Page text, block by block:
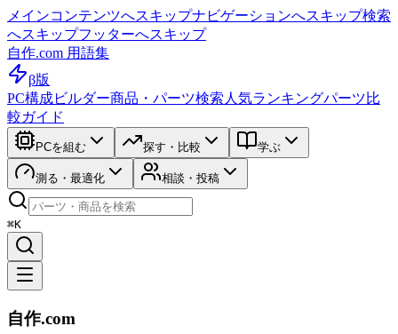
メインコンテンツへスキップナビゲーションへスキップ検索
へスキップフッターへスキップ
自作.com 用語集
β版
PC構成ビルダー商品・パーツ検索 人気ランキングパーツ比
較ガイド
PCを組む 探す・比較 学ぶ
測る・最適化 相談・投稿
⌘K
自作.com